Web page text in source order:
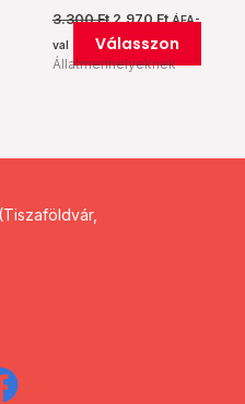
3.300Ft 2.970Ft ÁFA-
val
Válasszon
Állatmenhelyeknek